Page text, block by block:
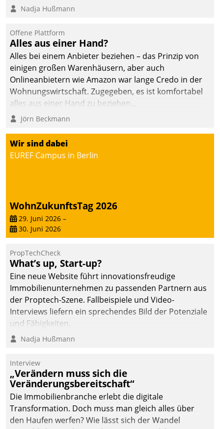
Nadja Hußmann
Offene Plattform
Alles aus einer Hand?
Alles bei einem Anbieter beziehen – das Prinzip von
einigen großen Warenhäusern, aber auch
Onlineanbietern wie Amazon war lange Credo in der
Wohnungswirtschaft. Zugegeben, es ist komfortabel
alles aus einer Hand zu beziehen...
Jörn Beckmann
Wir sind dabei
EUREF Campus in Berlin
WohnZukunftsTag 2026
29. Juni 2026 –
30. Juni 2026
PropTechCheck
What’s up, Start-up?
Eine neue Website führt innovationsfreudige
Immobilienunternehmen zu passenden Partnern aus
der Proptech-Szene. Fallbeispiele und Video-
Interviews liefern ein sprechendes Bild der Potenziale
und Fähigkeiten.
Nadja Hußmann
Interview
„Verändern muss sich die
Veränderungsbereitschaft“
Die Immobilienbranche erlebt die digitale
Transformation. Doch muss man gleich alles über
den Haufen werfen? Wie lässt sich der Wandel